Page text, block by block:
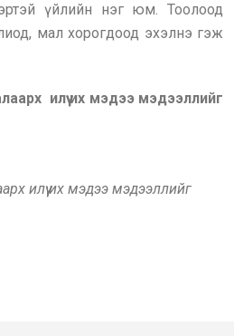
үйлийн нэг юм. Тоолоод
мал хорогдоод эхэлнэ гэж
илүү их мэдээ мэдээллийг
илүү их мэдээ мэдээллийг